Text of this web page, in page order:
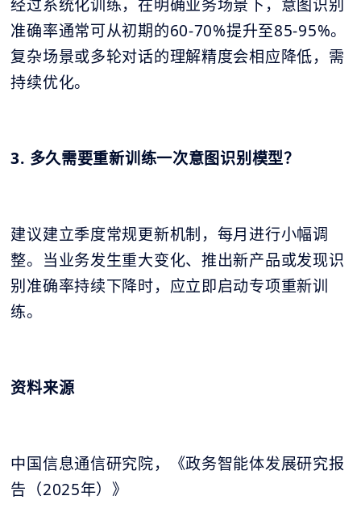
经过系统化训练，在明确业务场景下，意图识别
准确率通常可从初期的60-70%提升至85-95%。
复杂场景或多轮对话的理解精度会相应降低，需
持续优化。
3. 多久需要重新训练一次意图识别模型？
建议建立季度常规更新机制，每月进行小幅调
整。当业务发生重大变化、推出新产品或发现识
别准确率持续下降时，应立即启动专项重新训
练。
资料来源
中国信息通信研究院，《政务智能体发展研究报
告（2025年）》